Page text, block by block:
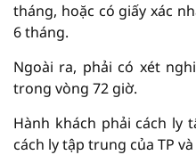
tháng, hoặc có giấy xác
6 tháng.
Ngoài ra, phải có xét
trong vòng 72 giờ.
Hành khách phải cách ly
cách ly tập trung của TP